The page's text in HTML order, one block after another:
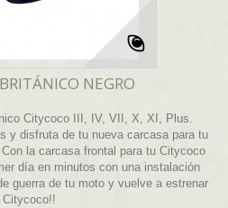
NEGRO
Citycoco III, IV, VII, X, XI, Plus.
y disfruta de tu nueva carcasa para tu
la carcasa frontal para tu Citycoco
día en minutos con una instalación
guerra de tu moto y vuelve a estrenar
Citycoco!!